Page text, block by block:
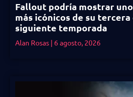
Fallout podría mostrar
más icónicos de su
siguiente temporada
Alan Rosas 6 agosto, 2026